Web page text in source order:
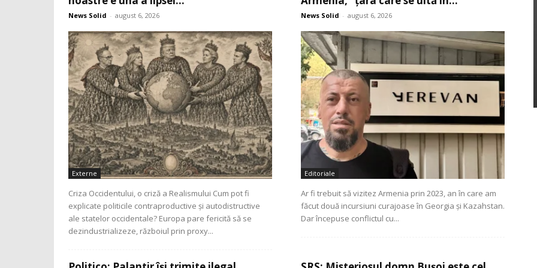
News Solid - august 6, 2026
Externe
Criza Occidentului, o criză a Realismului Cum pot fi
explicate politicile contraproductive și autodistructive
ale statelor occidentale? Europa pare fericită să se
dezindustrializeze, războiul prin proxy...
News Solid - august 6, 2026
Editoriale
Ar fi trebuit să vizitez Armenia prin 2023, an în care am
făcut două incursiuni curajoase în Georgia și Kazahstan.
Dar începuse conflictul cu...